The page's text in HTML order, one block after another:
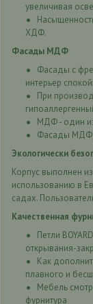
увеличивая
ХДФ.
Фасады МДФ
Фасады с
интерьер
При
МДФ - один
Фасады МДФ
Экологически
Корпус выполнен
использованию в
садах.
Качественная
Петли
открывания-
Как
плавного и
Мебель
фурнитура